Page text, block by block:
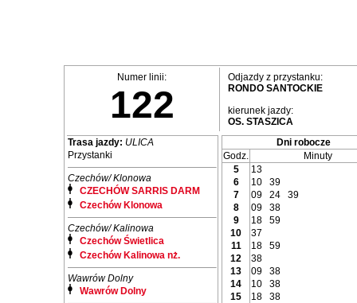
Numer linii:
122
Odjazdy z przystanku:
RONDO SANTOCKIE
kierunek jazdy:
OS. STASZICA
Trasa jazdy: ULICA
Przystanki
Czechów/ Klonowa
CZECHÓW SARRIS DARM
Czechów Klonowa
Czechów/ Kalinowa
Czechów Świetlica
Czechów Kalinowa nż.
Wawrów Dolny
Wawrów Dolny
Dni robocze
Godz.
Minuty
5
13
6
10
39
7
09 24
39
8
09
38
9
18
59
10
37
11
18
59
12
38
13
09
38
14
10
38
15
18
38